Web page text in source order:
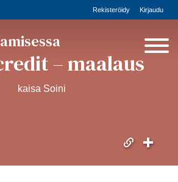
Rekisteröidy Kirjaudu
– maalaus
kaisa Soini